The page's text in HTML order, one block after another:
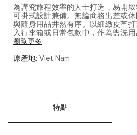
為講究旅程效率的人士打造，易開
可掛式設計兼備。無論商務出差或
與隨身用品井然有序。以細緻皮革
入行李箱或日常包款中，作為盥洗
小物的分類收納。
Alpha 系列承襲 TUMI 經典商務旅行
瀏覧更多
原產地: Viet Nam
特點